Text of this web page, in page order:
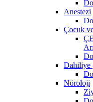
Anestezi
Çocuk
Dahiliye
Nöroloji